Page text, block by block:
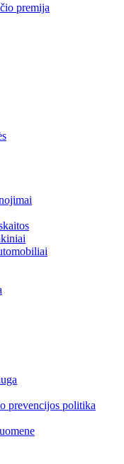
premija
prevencijos politika